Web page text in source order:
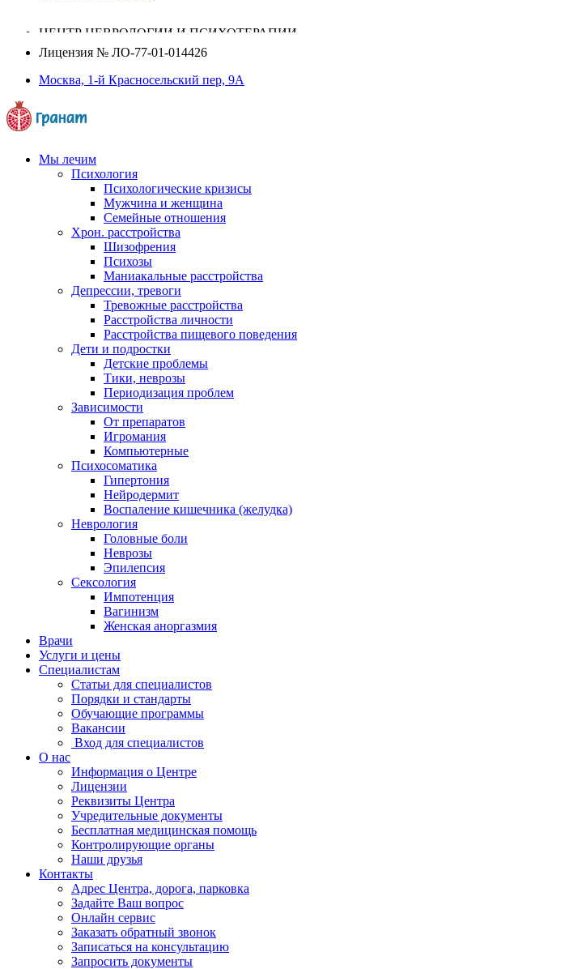
ЦЕНТР НЕВРОЛОГИИ И ПСИХОТЕРАПИИ
Лицензия № ЛО-77-01-014426
Москва, 1-й Красносельский пер, 9А
Мы лечим
Психология
Психологические кризисы
Мужчина и женщина
Семейные отношения
Хрон. расстройства
Шизофрения
Психозы
Маниакальные расстройства
Депрессии, тревоги
Тревожные расстройства
Расстройства личности
Расстройства пищевого поведения
Дети и подростки
Детские проблемы
Тики, неврозы
Периодизация проблем
Зависимости
От препаратов
Игромания
Компьютерные
Психосоматика
Гипертония
Нейродермит
Воспаление кишечника (желудка)
Неврология
Головные боли
Неврозы
Эпилепсия
Сексология
Импотенция
Вагинизм
Женская аноргазмия
Врачи
Услуги и цены
Специалистам
Статьи для специалистов
Порядки и стандарты
Обучающие программы
Вакансии
Вход для специалистов
О нас
Информация о Центре
Лицензии
Реквизиты Центра
Учредительные документы
Бесплатная медицинская помощь
Контролирующие органы
Наши друзья
Контакты
Адрес Центра, дорога, парковка
Задайте Ваш вопрос
Онлайн сервис
Заказать обратный звонок
Записаться на консультацию
Запросить документы